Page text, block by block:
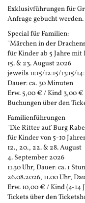
Exklusivführungen für
Anfrage gebucht werden.
Special für Familien:
"Märchen in der
für Kinder ab 5 Jahre mit
15. & 23. August 2026
jeweils 11:15/12:15/13:15/
Dauer: ca. 30 Minuten
Erw. 5,00 € / Kind 3,00 €
Buchungen über den
Familienführungen
"Die Ritter auf Burg
für Kinder von 5-10
12., 20., 22. & 28. August
4. September 2026
11.30 Uhr, Dauer: ca. 1
26.08.2026, 11.00 Uhr,
Erw. 10,00 € / Kind (4-14
Tickets über den